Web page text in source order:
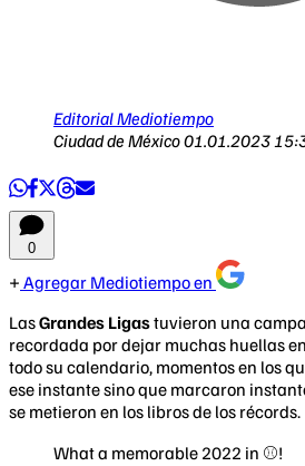
Editorial Mediotiempo
Ciudad de México01.01.2023
0
Agregar Mediotiempo en
LasGrandes Ligastuvieron una
recordada por dejar muchas huellas
todo su calendario, momentos en los
ese instante sino que marcaron
se metieron en los libros de los récords.
What a memorable 2022 in ⚾️!